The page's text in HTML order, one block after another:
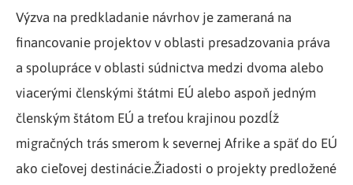
Výzva na predkladanie návrhov je zameraná na
financovanie projektov v oblasti presadzovania práva
a spolupráce v oblasti súdnictva medzi dvoma alebo
viacerými členskými štátmi EÚ alebo aspoň jedným
členským štátom EÚ a treťou krajinou pozdĺž
migračných trás smerom k severnej Afrike a späť do EÚ
ako cieľovej destinácie.Žiadosti o projekty predložené